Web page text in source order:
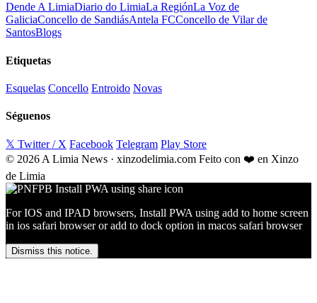
Dende A LimiaDiario do LimiaLa RegiónLa Voz de
GaliciaConcello de SandiásAntela FCConcello de Vilar de
SantosBlogs
Etiquetas
Esquelas Concello Entroido Novas
Séguenos
𝕏 Twitter / X Facebook Telegram Play Store
© 2026 A Limia News · xinzodelimia.com Feito con ❤️ en Xinzo
de Limia
For IOS and IPAD browsers, Install PWA using add to home screen
in ios safari browser or add to dock option in macos safari browser
Dismiss this notice.